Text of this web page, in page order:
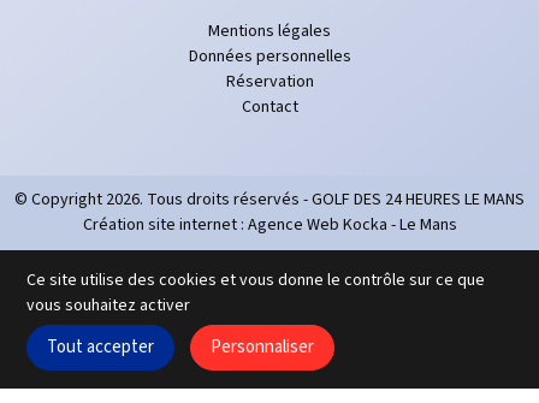
Mentions légales
Données personnelles
Réservation
Contact
© Copyright 2026. Tous droits réservés - GOLF DES 24 HEURES LE MANS
Création site internet : Agence Web Kocka - Le Mans
Ce site utilise des cookies et vous donne le contrôle sur ce que
vous souhaitez activer
Tout accepter Personnaliser